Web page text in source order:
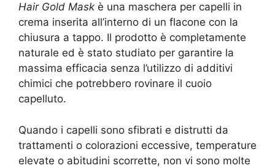
Hair Gold Mask è una maschera per capelli in
crema inserita all’interno di un flacone con la
chiusura a tappo. Il prodotto è completamente
naturale ed è stato studiato per garantire la
massima efficacia senza l’utilizzo di additivi
chimici che potrebbero rovinare il cuoio
capelluto.
Quando i capelli sono sfibrati e distrutti da
trattamenti o colorazioni eccessive, temperature
elevate o abitudini scorrette, non vi sono molte